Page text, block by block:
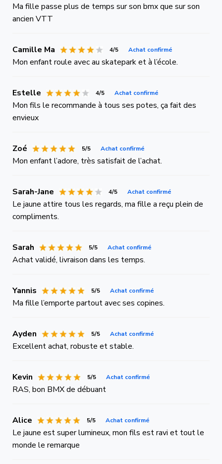
Ma fille passe plus de temps sur son bmx que sur son
ancien VTT
Camille Ma 4/5 Achat confirmé
Mon enfant roule avec au skatepark et à l’école.
Estelle 4/5 Achat confirmé
Mon fils le recommande à tous ses potes, ça fait des
envieux
Zoé 5/5 Achat confirmé
Mon enfant l’adore, très satisfait de l’achat.
Sarah-Jane 4/5 Achat confirmé
Le jaune attire tous les regards, ma fille a reçu plein de
compliments.
Sarah 5/5 Achat confirmé
Achat validé, livraison dans les temps.
Yannis 5/5 Achat confirmé
Ma fille l’emporte partout avec ses copines.
Ayden 5/5 Achat confirmé
Excellent achat, robuste et stable.
Kevin 5/5 Achat confirmé
RAS, bon BMX de débuant
Alice 5/5 Achat confirmé
Le jaune est super lumineux, mon fils est ravi et tout le
monde le remarque